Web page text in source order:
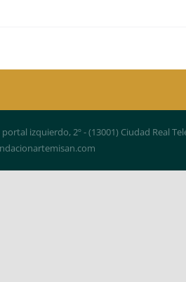
izquierdo, 2º - (13001) Ciudad Real